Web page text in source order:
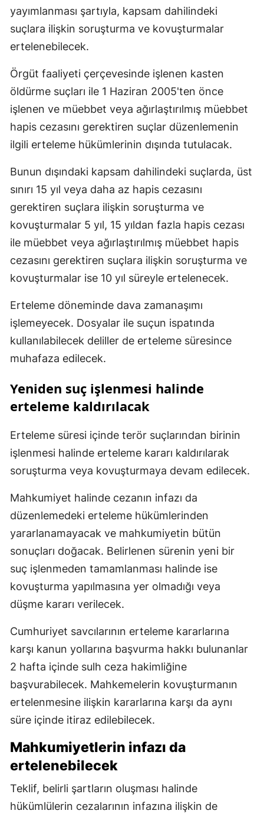
yayımlanması şartıyla, kapsam dahilindeki
suçlara ilişkin soruşturma ve kovuşturmalar
ertelenebilecek.
Örgüt faaliyeti çerçevesinde işlenen kasten
öldürme suçları ile 1 Haziran 2005'ten önce
işlenen ve müebbet veya ağırlaştırılmış müebbet
hapis cezasını gerektiren suçlar düzenlemenin
ilgili erteleme hükümlerinin dışında tutulacak.
Bunun dışındaki kapsam dahilindeki suçlarda, üst
sınırı 15 yıl veya daha az hapis cezasını
gerektiren suçlara ilişkin soruşturma ve
kovuşturmalar 5 yıl, 15 yıldan fazla hapis cezası
ile müebbet veya ağırlaştırılmış müebbet hapis
cezasını gerektiren suçlara ilişkin soruşturma ve
kovuşturmalar ise 10 yıl süreyle ertelenecek.
Erteleme döneminde dava zamanaşımı
işlemeyecek. Dosyalar ile suçun ispatında
kullanılabilecek deliller de erteleme süresince
muhafaza edilecek.
Yeniden suç işlenmesi halinde
erteleme kaldırılacak
Erteleme süresi içinde terör suçlarından birinin
işlenmesi halinde erteleme kararı kaldırılarak
soruşturma veya kovuşturmaya devam edilecek.
Mahkumiyet halinde cezanın infazı da
düzenlemedeki erteleme hükümlerinden
yararlanamayacak ve mahkumiyetin bütün
sonuçları doğacak. Belirlenen sürenin yeni bir
suç işlenmeden tamamlanması halinde ise
kovuşturma yapılmasına yer olmadığı veya
düşme kararı verilecek.
Cumhuriyet savcılarının erteleme kararlarına
karşı kanun yollarına başvurma hakkı bulunanlar
2 hafta içinde sulh ceza hakimliğine
başvurabilecek. Mahkemelerin kovuşturmanın
ertelenmesine ilişkin kararlarına karşı da aynı
süre içinde itiraz edilebilecek.
Mahkumiyetlerin infazı da
ertelenebilecek
Teklif, belirli şartların oluşması halinde
hükümlülerin cezalarının infazına ilişkin de